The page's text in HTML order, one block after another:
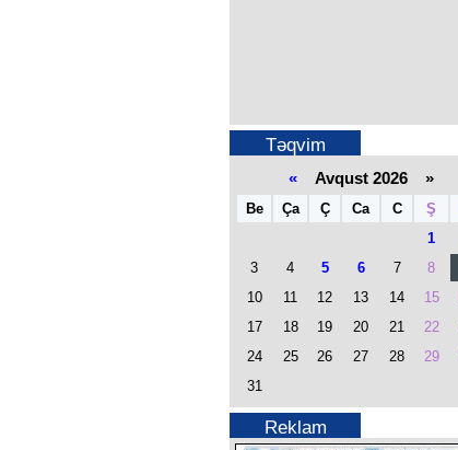
Təqvim
«Avqust 2026 »
Be Ça Ç Ca C Ş
1
3
4 5 6 7 8
10
11 12 13 14 15
17
18 19 20 21 22
24
25 26 27 28 29
31
Reklam